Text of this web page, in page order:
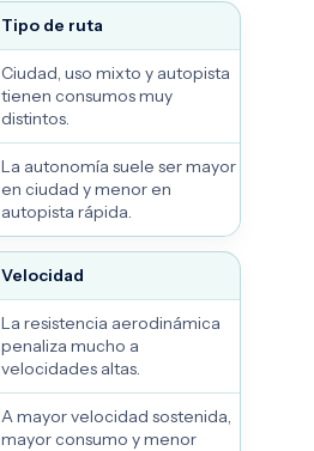
Tipo de ruta
Ciudad, uso mixto y autopista
tienen consumos muy
distintos.
La autonomía suele ser mayor
en ciudad y menor en
autopista rápida.
Velocidad
La resistencia aerodinámica
penaliza mucho a
velocidades altas.
A mayor velocidad sostenida,
mayor consumo y menor